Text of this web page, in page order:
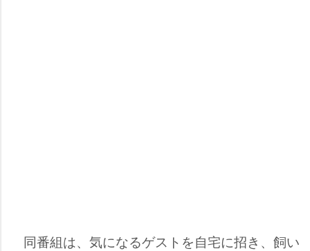
同番組は、気になるゲストを自宅に招き、飼い